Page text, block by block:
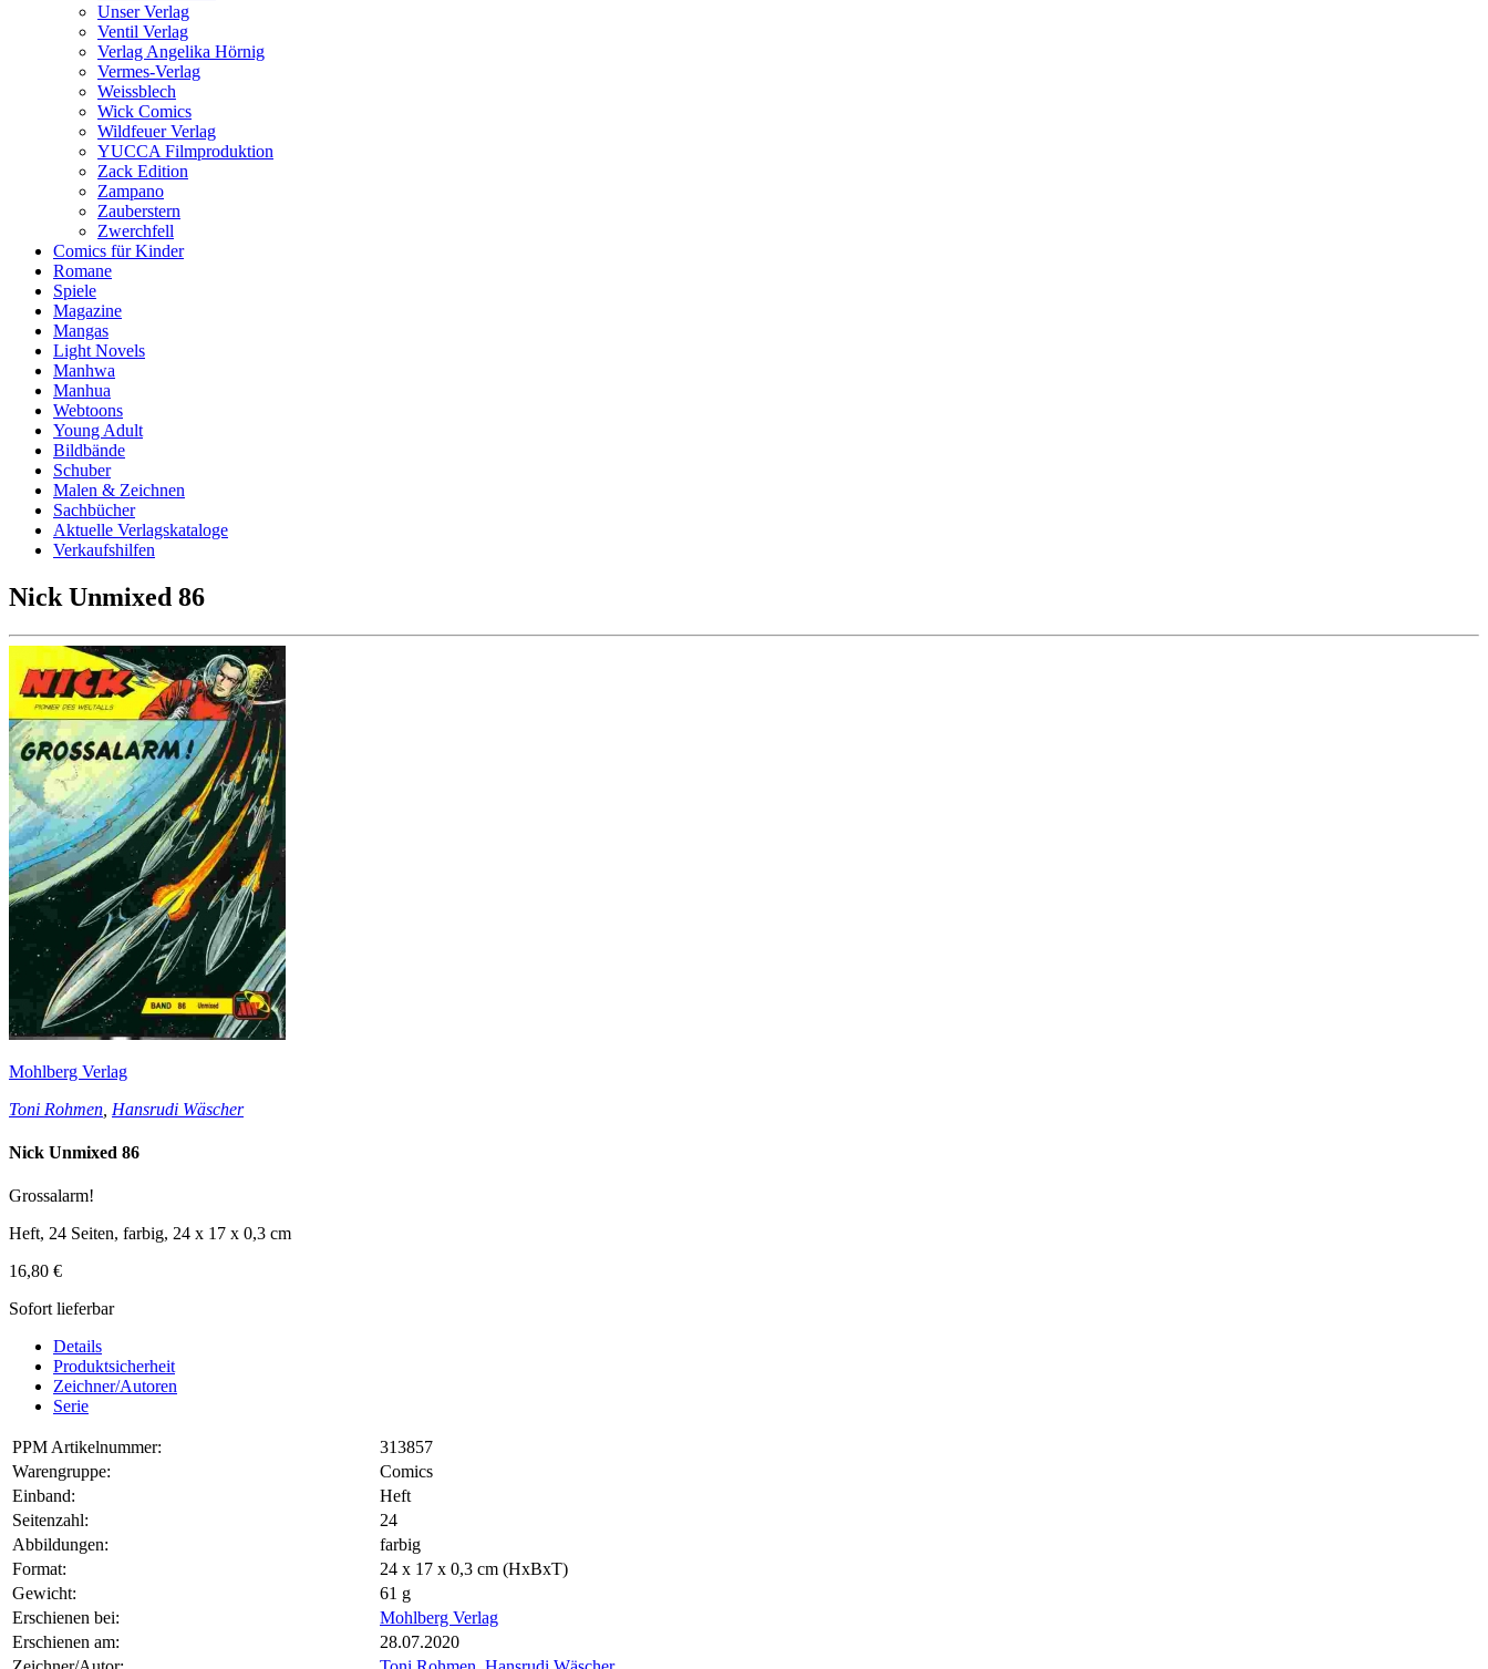
Unser Verlag
Ventil Verlag
Verlag Angelika Hörnig
Vermes-Verlag
Weissblech
Wick Comics
Wildfeuer Verlag
YUCCA Filmproduktion
Zack Edition
Zampano
Zauberstern
Zwerchfell
Comics für Kinder
Romane
Spiele
Magazine
Mangas
Light Novels
Manhwa
Manhua
Webtoons
Young Adult
Bildbände
Schuber
Malen & Zeichnen
Sachbücher
Aktuelle Verlagskataloge
Verkaufshilfen
Nick Unmixed 86
Mohlberg Verlag
Toni Rohmen Hansrudi Wäscher
Nick Unmixed 86
Grossalarm!
Heft, 24 Seiten, farbig, 24 x 17 x 0,3 cm
16,80 €
Sofort lieferbar
Details
Produktsicherheit
Zeichner/Autoren
Serie
PPM Artikelnummer:
313857
Warengruppe:
Comics
Einband:
Heft
Seitenzahl:
24
Abbildungen:
farbig
Format:
24 x 17 x 0,3 cm (HxBxT)
Gewicht:
61 g
Erschienen bei:
Mohlberg Verlag
Erschienen am:
28.07.2020